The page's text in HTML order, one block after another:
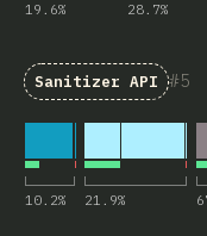
19.6% 28.7%
5
Sanitizer API
10.2% 21.9%